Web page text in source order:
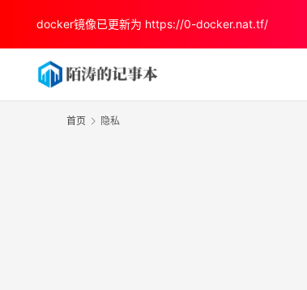
docker镜像已更新为 https://0-docker.nat.tf/
首页 隐私